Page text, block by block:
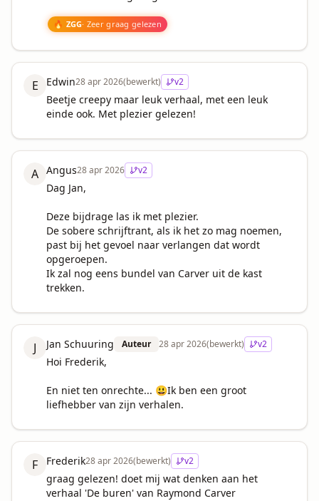
🔥 ZGG· Zeer graag gelezen
E Edwin28 apr 2026(bewerkt) v2
Beetje creepy maar leuk verhaal, met een leuk
einde ook. Met plezier gelezen!
A Angus28 apr 2026 v2
Dag Jan,
Deze bijdrage las ik met plezier.
De sobere schrijftrant, als ik het zo mag noemen,
past bij het gevoel naar verlangen dat wordt
opgeroepen.
Ik zal nog eens bundel van Carver uit de kast
trekken.
J Jan Schuuring Auteur 28 apr 2026(bewerkt) v2
Hoi Frederik,
En niet ten onrechte... 😃Ik ben een groot
liefhebber van zijn verhalen.
F Frederik28 apr 2026(bewerkt) v2
graag gelezen! doet mij wat denken aan het
verhaal 'De buren' van Raymond Carver